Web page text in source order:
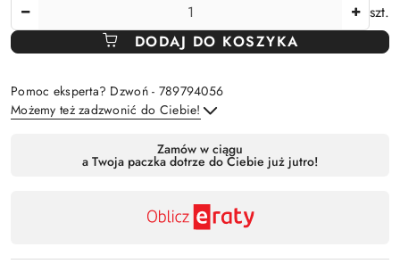
szt.
DODAJ DO KOSZYKA
Pomoc eksperta? Dzwoń - 789794056
Możemy też zadzwonić do Ciebie!
Zamów w ciągu
a Twoja paczka dotrze do Ciebie już jutro!